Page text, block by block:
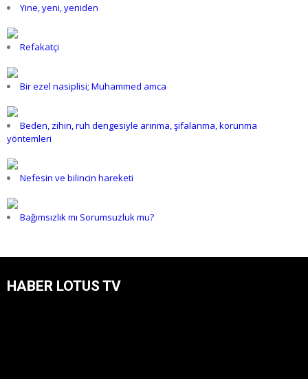
Yine, yeni, yeniden
Refakatçi
Bir ezel nasiplisi; Muhammed amca
Beden, zihin, ruh dengesiyle arınma, şifalanma, korunma
yöntemleri
Nefesin ve bilincin hareketi
Bağımsızlık mı Sorumsuzluk mu?
HABER LOTUS TV